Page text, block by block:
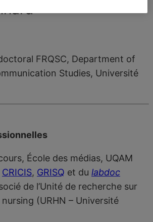
FRQSC, Department of
Studies, Université
École des médias, UQAM
CRICIS, GRISQ et du labdoc
de l’Unité de recherche sur
nursing (URHN – Université